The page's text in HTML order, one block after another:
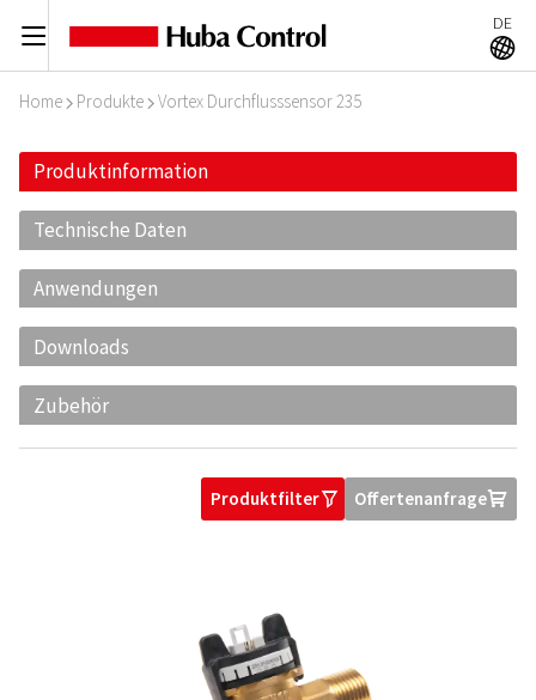
C DE
A
Home I Produkte I Vortex Durchflusssensor 235
Produktinformation
Technische Daten
Anwendungen
Downloads
Zubehör
ProduktfilterO OffertenanfrageU